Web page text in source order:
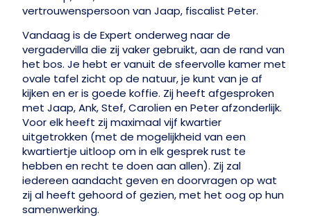
vertrouwenspersoon van Jaap, fiscalist Peter.
Vandaag is de Expert onderweg naar de
vergadervilla die zij vaker gebruikt, aan de rand van
het bos. Je hebt er vanuit de sfeervolle kamer met
ovale tafel zicht op de natuur, je kunt van je af
kijken en er is goede koffie. Zij heeft afgesproken
met Jaap, Ank, Stef, Carolien en Peter afzonderlijk.
Voor elk heeft zij maximaal vijf kwartier
uitgetrokken (met de mogelijkheid van een
kwartiertje uitloop om in elk gesprek rust te
hebben en recht te doen aan allen). Zij zal
iedereen aandacht geven en doorvragen op wat
zij al heeft gehoord of gezien, met het oog op hun
samenwerking.